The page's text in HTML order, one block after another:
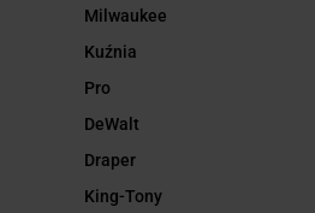
Milwaukee
Kuźnia
Pro
DeWalt
Draper
King-Tony